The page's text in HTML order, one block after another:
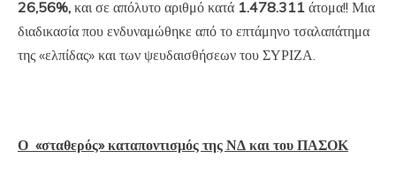
26,56%, και σε απόλυτο αριθμό κατά 1.478.311 άτομα!! Μια
διαδικασία που ενδυναμώθηκε από το επτάμηνο τσαλαπάτημα
της «ελπίδας» και των ψευδαισθήσεων του ΣΥΡΙΖΑ.
Ο «σταθερός» καταποντισμός της ΝΔ και του ΠΑΣΟΚ